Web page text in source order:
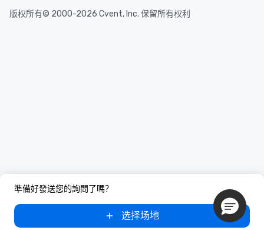
準備好發送您的詢問了嗎？
选择场地
版权所有© 2000-2026 Cvent, Inc. 保留所有权利